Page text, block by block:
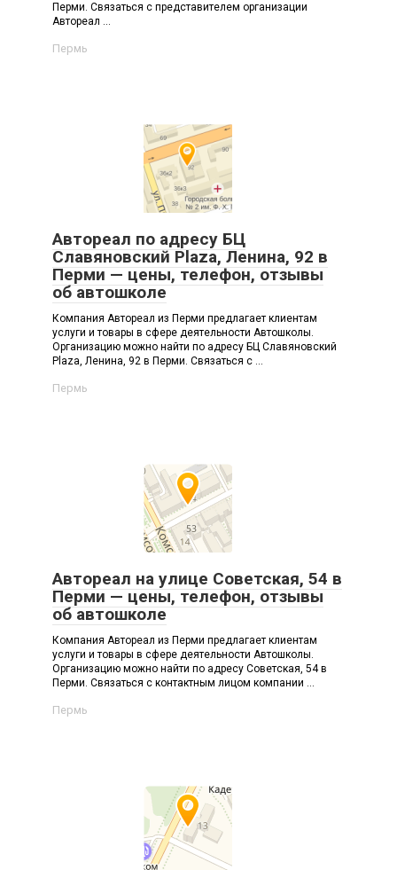
Перми. Связаться с представителем организации
Автореал ...
Пермь
Автореал по адресу БЦ
Славяновский Plaza, Ленина, 92 в
Перми — цены, телефон, отзывы
об автошколе
Компания Автореал из Перми предлагает клиентам
услуги и товары в сфере деятельности Автошколы.
Организацию можно найти по адресу БЦ Славяновский
Plaza, Ленина, 92 в Перми. Связаться с ...
Пермь
Автореал на улице Советская, 54 в
Перми — цены, телефон, отзывы
об автошколе
Компания Автореал из Перми предлагает клиентам
услуги и товары в сфере деятельности Автошколы.
Организацию можно найти по адресу Советская, 54 в
Перми. Связаться с контактным лицом компании ...
Пермь